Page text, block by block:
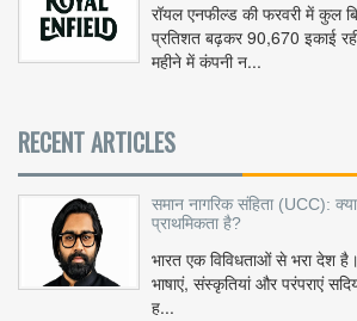
रॉयल एनफील्ड की फरवरी में कुल
प्रतिशत बढ़कर 90,670 इकाई
महीने में कंपनी न...
RECENT ARTICLES
समान नागरिक संहिता (UCC):
प्राथमिकता है?
भारत एक विविधताओं से भरा देश
भाषाएं, संस्कृतियां और परंपराएं
ह...